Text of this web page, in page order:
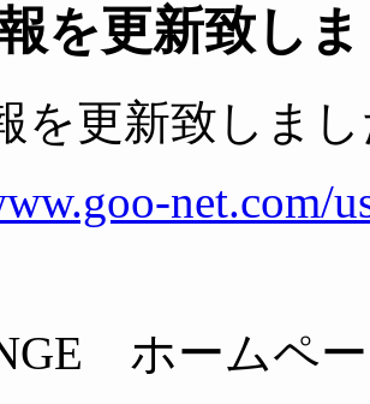
を更新致し
を更新致しま
net.com/
ホームペ